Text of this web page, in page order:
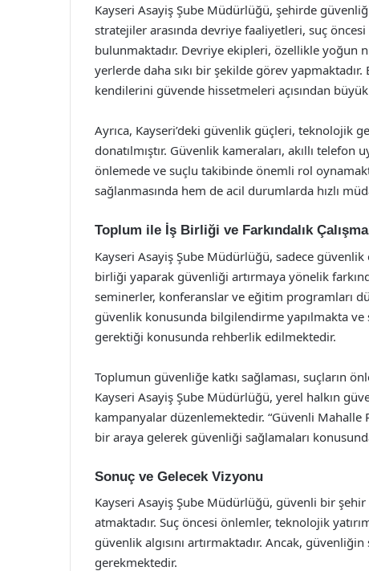
Kayseri Asayiş Şube Müdürlüğü, şehirde
stratejiler arasında devriye faaliyetleri, suç
bulunmaktadır. Devriye ekipleri, özellikle yoğun
yerlerde daha sıkı bir şekilde görev
kendilerini güvende hissetmeleri açısından
Ayrıca, Kayseri’deki güvenlik güçleri, teknolojik
donatılmıştır. Güvenlik kameraları, akıllı
önlemede ve suçlu takibinde önemli rol
sağlanmasında hem de acil durumlarda hızlı
Toplum ile İş Birliği ve Farkındalık
Kayseri Asayiş Şube Müdürlüğü, sadece
birliği yaparak güvenliği artırmaya yönelik
seminerler, konferanslar ve eğitim programları
güvenlik konusunda bilgilendirme yapılmakta ve
gerektiği konusunda rehberlik edilmektedir.
Toplumun güvenliğe katkı sağlaması, suçların
Kayseri Asayiş Şube Müdürlüğü, yerel halkın
kampanyalar düzenlemektedir. “Güvenli
bir araya gelerek güvenliği sağlamaları
Sonuç ve Gelecek Vizyonu
Kayseri Asayiş Şube Müdürlüğü, güvenli bir
atmaktadır. Suç öncesi önlemler, teknolojik
güvenlik algısını artırmaktadır. Ancak,
gerekmektedir.